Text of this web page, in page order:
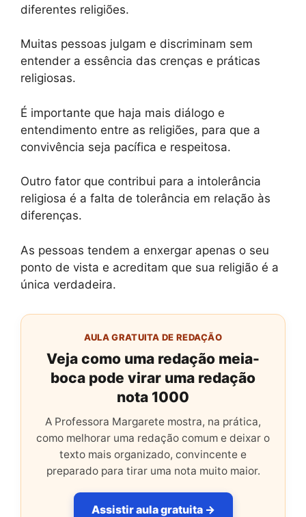
diferentes religiões.
Muitas pessoas julgam e discriminam sem
entender a essência das crenças e práticas
religiosas.
É importante que haja mais diálogo e
entendimento entre as religiões, para que a
convivência seja pacífica e respeitosa.
Outro fator que contribui para a intolerância
religiosa é a falta de tolerância em relação às
diferenças.
As pessoas tendem a enxergar apenas o seu
ponto de vista e acreditam que sua religião é a
única verdadeira.
AULA GRATUITA DE REDAÇÃO
Veja como uma redação meia-
boca pode virar uma redação
nota 1000
A Professora Margarete mostra, na prática,
como melhorar uma redação comum e deixar o
texto mais organizado, convincente e
preparado para tirar uma nota muito maior.
Assistir aula gratuita →